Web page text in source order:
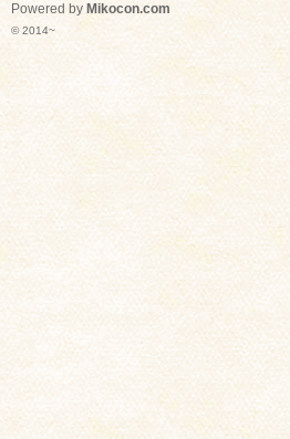
Powered by Mikocon.com
© 2014~